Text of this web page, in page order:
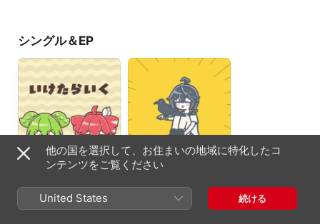
シングル＆EP
いけたらいく (feat. ず
Single
2026年
矛盾の魂 - Single
他の国を選択して、お住まいの地域に特化したコ
ンテンツをご覧ください
United States 続ける